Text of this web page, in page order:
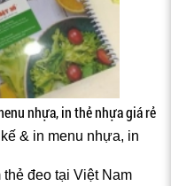
nhựa, in thẻ nhựa giá rẻ
& in menu nhựa, in
đeo tại Việt Nam